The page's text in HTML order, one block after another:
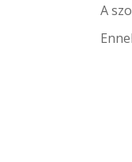
A